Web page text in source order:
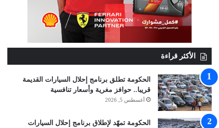
الأكثر قراءة
الحكومة تطلق برنامج إحلال السيارات القديمة
قريبا.. حوافز مغرية وأسعار تنافسية
أغسطس 5, 2026
الحكومة تمهّد لإطلاق برنامج إحلال السيارات